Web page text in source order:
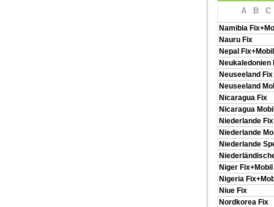
A B C
Namibia
Nauru Fix
Nepal Fix+Mobil
Neukaledonien
Neuseeland Fix
Neuseeland
Nicaragua Fix
Nicaragua
Niederlande Fix
Niederlande
Niederlande
Niger Fix+Mobil
Nigeria
Niue Fix
Nordkorea Fix